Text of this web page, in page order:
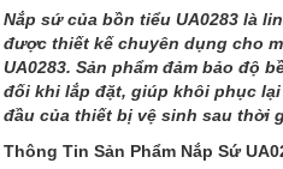
Nắp sứ của bồn tiểu UA0283 là
được thiết kế chuyên dụng cho
UA0283. Sản phẩm đảm bảo độ
đối khi lắp đặt, giúp khôi phục
đầu của thiết bị vệ sinh sau thời
Thông Tin Sản Phẩm Nắp Sứ